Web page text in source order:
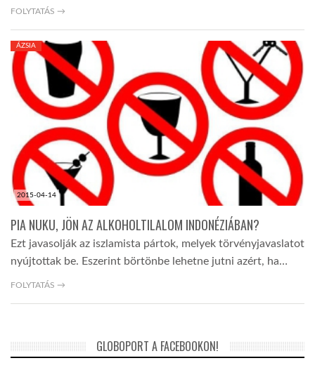
LINKTR.EE
GLOBOZSARU
DOBRAVERO.HU
LATIMO.HU
GLOBOBOOK
FOLYTATÁS →
2015-04-14
ÁZSIA
PIA NUKU, JÖN AZ ALKOHOLTILALOM INDONÉZIÁBAN?
Ezt javasolják az iszlamista pártok, melyek törvényjavaslatot
nyújtottak be. Eszerint börtönbe lehetne jutni azért, ha…
FOLYTATÁS →
GLOBOPORT A FACEBOOKON!